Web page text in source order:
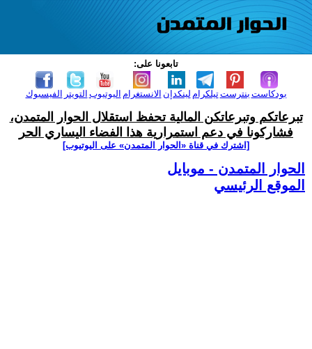
تابعونا على:
الفيسبوك التويتر اليوتيوب الانستغرام لينكدإن تيلكرامبنترست بودكاست
تبرعاتكم وتبرعاتكن المالية تحفظ استقلال الحوار المتمدن،
فشاركونا في دعم استمرارية هذا الفضاء اليساري الحر
[اشترك في قناة ‫«الحوار المتمدن» على اليوتيوب]
الحوار المتمدن - موبايل
الموقع الرئيسي